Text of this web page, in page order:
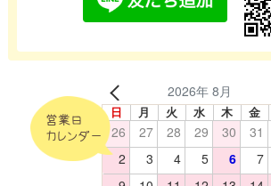
営業日
カレンダー
2026年 8月
日 月 火 水 木 金
26 27 28 29 30 31
2
3 4 5 6 7